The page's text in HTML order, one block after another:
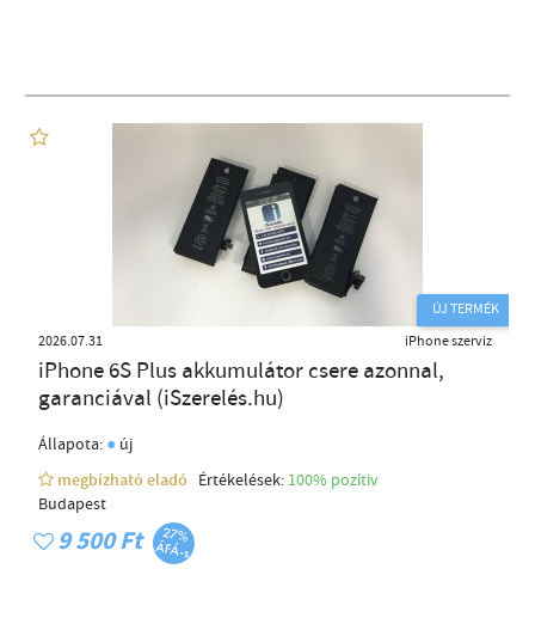
ÚJ TERMÉK
2026.07.31
iPhone szerviz
iPhone 6S Plus akkumulátor csere azonnal,
garanciával (iSzerelés.hu)
Állapota: ● új
megbízható eladó
Értékelések: 100% pozítiv
Budapest
9 500 Ft